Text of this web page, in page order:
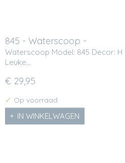
845 - Waterscoop -
Waterscoop Model: 845 Decor: H
Leuke…
€ 29,95
✓ Op voorraad
IN WINKELWAGEN